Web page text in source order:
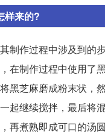
样来的?
制作过程中涉及到的
在制作过程中使用了
黑芝麻磨成粉末状，
起继续搅拌，最后将
再煮熟即成可口的汤